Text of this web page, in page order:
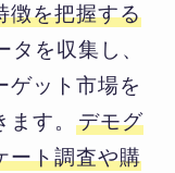
徴を把握する
タを収集し、
ゲット市場を
す。 デモグ
ート調査や購